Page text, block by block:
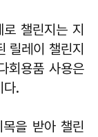
챌린지는 지
릴레이 챌린지
회용품 사용은
다.
을 받아 챌린